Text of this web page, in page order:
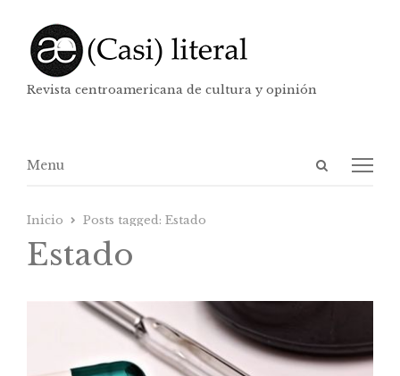
Revista centroamericana de cultura y opinión
Abrir
Menú
Menu
Inicio Posts tagged: Estado
Estado